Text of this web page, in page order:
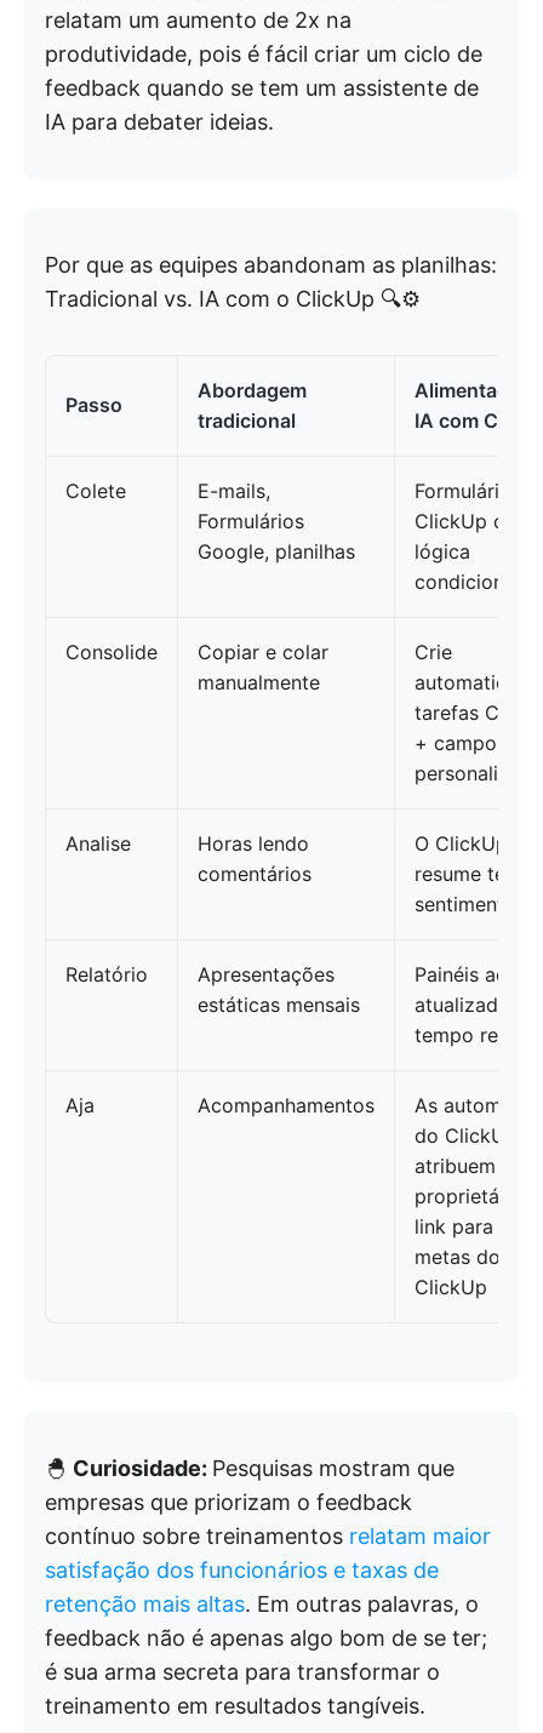
relatam um aumento de 2x na
produtividade, pois é fácil criar um ciclo de
feedback quando se tem um assistente de
IA para debater ideias.
Por que as equipes abandonam as planilhas:
Tradicional vs. IA com o ClickUp 🔍⚙️
Passo
Abordagem
tradicional
Alimentado
IA com
Colete
E-mails,
Formulários
Google, planilhas
Formulários
ClickUp com
lógica
condicional
Consolide
Copiar e colar
manualmente
Crie
tarefas
+ campos
Analise
Horas lendo
comentários
O ClickUp
resume
sentimentos.
Relatório
Apresentações
estáticas mensais
Painéis ao
atualizados
tempo real
Aja Acompanhamentos
As
do ClickUp
atribuem
proprietários
link para as
metas do
ClickUp
🐣 Curiosidade: Pesquisas mostram que
empresas que priorizam o feedback
contínuo sobre treinamentos relatam maior
satisfação dos funcionários e taxas de
retenção mais altas. Em outras palavras, o
feedback não é apenas algo bom de se ter;
é sua arma secreta para transformar o
treinamento em resultados tangíveis.